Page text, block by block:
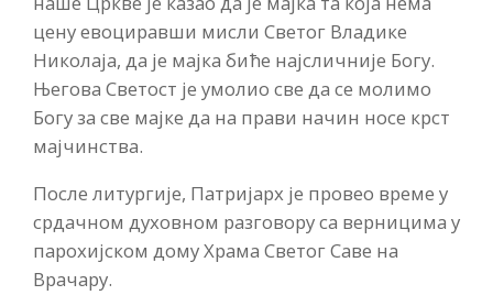
цену евоциравши мисли Светог Владике
Николаја, да је мајка биће најсличније Богу.
Његова Светост је умолио све да се молимо
Богу за све мајке да на прави начин носе крст
мајчинства.
После литургије, Патријарх је провео време у
срдачном духовном разговору са верницима у
парохијском дому Храма Светог Саве на
Врачару.